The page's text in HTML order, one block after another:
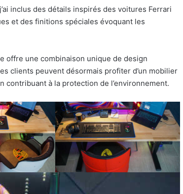
inclus des détails inspirés des voitures Ferrari
et des finitions spéciales évoquant les
offre une combinaison unique de design
clients peuvent désormais profiter d’un mobilier
à la protection de l’environnement.